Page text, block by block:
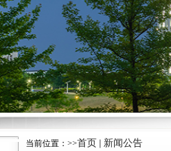
当前位置： >>首页 新闻公告